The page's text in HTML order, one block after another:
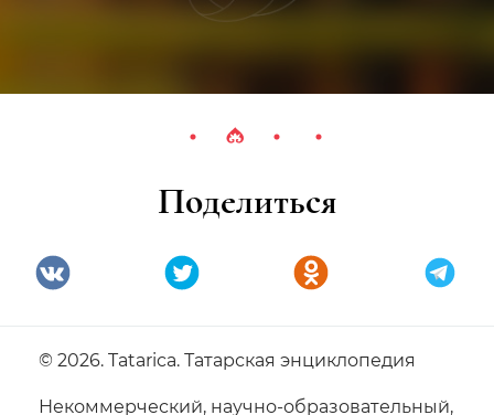
Поделиться
© 2026. Tatarica. Татарская энциклопедия
Некоммерческий, научно-образовательный,